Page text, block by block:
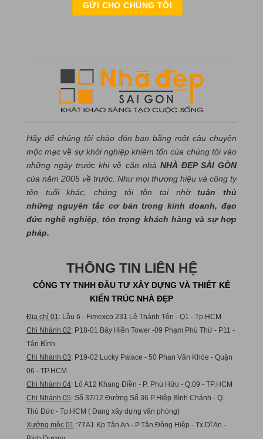
Hãy để chúng tôi chào đón bạn bằng một câu chuyện
mộc mạc về sự khởi nghiệp khiêm tốn của chúng tôi vào
những ngày trước khi về căn nhà NHÀ ĐẸP SÀI GÒN
của năm 2005 về trước. Như mọi thương hiệu và công ty
tên tuổi khác, chúng tôi tồn tại nhờtuân thủ
những nguyên tắc cơ bản trong kinh doanh, đạo
đức nghề nghiệp,tôn trọng khách hàng và sự hợp
pháp.
THÔNG TIN LIÊN HỆ
CÔNG TY TNHH ĐẦU TƯ XÂY DỰNG VÀ THIẾT KẾ
KIẾN TRÚC NHÀ ĐẸP
Địa chỉ 01 : Lầu 6 - Fimexco 231 Lê Thánh Tôn - Q1 - Tp.HCM
Chi Nhánh 02: P18-01 Bảy Hiền Tower -09 Phạm Phú Thứ - P11 -
Tân Bình
Chi Nhánh 03: P19-02 Lucky Palace - 50 Phan Văn Khỏe - Quận
06 - TP.HCM
Chi Nhánh 04: Lô A12 Khang Điền - P. Phú Hữu - Q.09 - TP.HCM
Chi Nhánh 05: Số 37/12 Đường Số 36 P.Hiệp Bình Chánh - Q.
Thủ Đức - Tp.HCM ( Đang xây dựng văn phòng)
Xưởng mộc 01
:77A1 Kp.Tân An - P.Tân Đông Hiệp - Tx.Dĩ An -